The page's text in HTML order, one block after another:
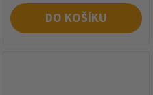
DO KOŠÍKU